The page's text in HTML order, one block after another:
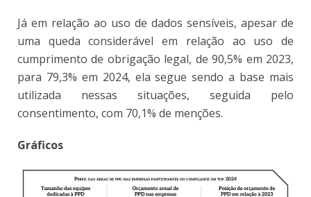
Já em relação ao uso de dados sensíveis, apesar de
uma queda considerável em relação ao uso de
cumprimento de obrigação legal, de 90,5% em 2023,
para 79,3% em 2024, ela segue sendo a base mais
utilizada nessas situações, seguida pelo
consentimento, com 70,1% de menções.
Gráficos